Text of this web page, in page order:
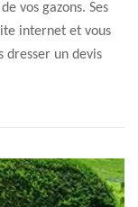
vos gazons. Ses
internet et vous
dresser un devis